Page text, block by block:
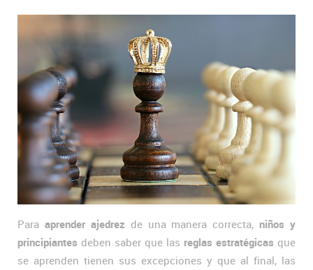
Para aprender ajedrez de una manera correcta, niños y
principiantes deben saber que las reglas estratégicas que
se aprenden tienen sus excepciones y que al final, las